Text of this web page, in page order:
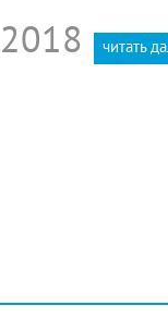
читать